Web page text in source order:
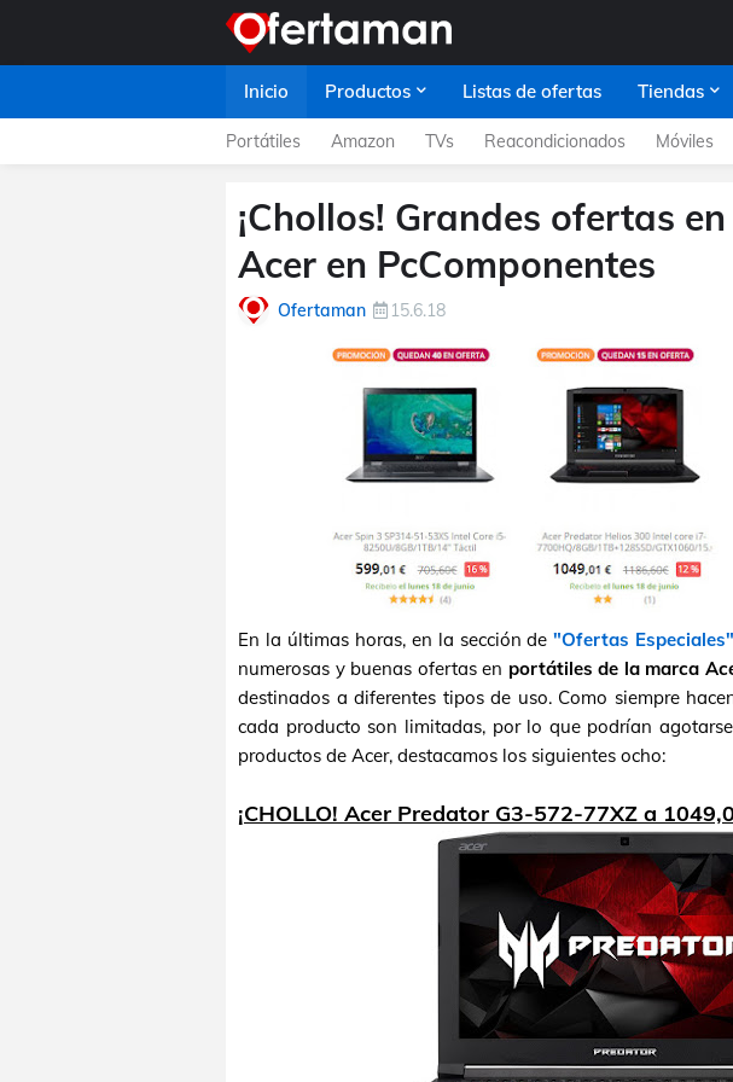
Inicio Productos Listas de ofertas Tiendas
Portátiles Amazon TVs Reacondicionados Móviles
¡Chollos! Grandes ofertas
Acer en PcComponentes
Ofertaman 15.6.18
En la últimas horas, en la sección de"Ofertas Especiales"
numerosas y buenas ofertas en portátiles de la marca
destinados a diferentes tipos de uso. Como siempre
cada producto son limitadas, por lo que podrían
productos de Acer, destacamos los siguientes ocho:
¡CHOLLO! Acer Predator G3-572-77XZ a